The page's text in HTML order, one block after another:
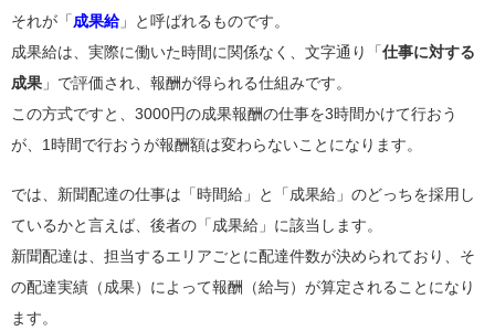
それが「 成果給」と呼ばれるものです。
成果給は、実際に働いた時間に関係なく、文字通り「 仕事に対する
成果 」で評価され、報酬が得られる仕組みです。
この方式ですと、3000円の成果報酬の仕事を3時間かけて行おう
が、1時間で行おうが報酬額は変わらないことになります。
では、新聞配達の仕事は「時間給」と「成果給」のどっちを採用し
ているかと言えば、後者の「成果給」に該当します。
新聞配達は、担当するエリアごとに配達件数が決められており、そ
の配達実績（成果）によって報酬（給与）が算定されることになり
ます。